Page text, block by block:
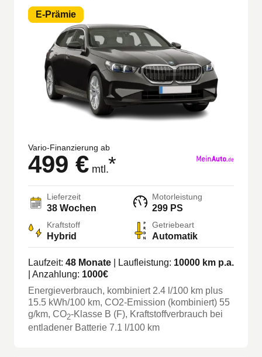
E-Prämie
Vario-Finanzierung ab
499 € mtl.*
Lieferzeit
38 Wochen
Motorleistung
299 PS
Kraftstoff
Hybrid
Getriebeart
Automatik
Laufzeit: 48 Monate | Laufleistung: 10000 km p.a.
| Anzahlung: 1000€
Energieverbrauch, kombiniert 2.4 l/100 km plus
15.5 kWh/100 km, CO2-Emission (kombiniert) 55
g/km, CO2-Klasse B (F), Kraftstoffverbrauch bei
entladener Batterie 7.1 l/100 km